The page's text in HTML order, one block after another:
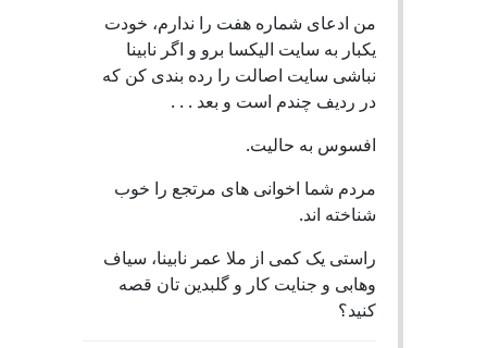
من ادعای شماره هفت را ندارم، خودت
یکبار به سایت الیکسا برو و اگر نابینا
نباشی سایت اصالت را رده بندی کن که
در ردیف چندم است و بعد . . .
افسوس به حالیت.
مردم شما اخوانی های مرتجع را خوب
شناخته اند.
راستی یک کمی از ملا عمر نابینا، سیاف
وهابی و جنایت کار و گلبدین تان قصه
کنید؟